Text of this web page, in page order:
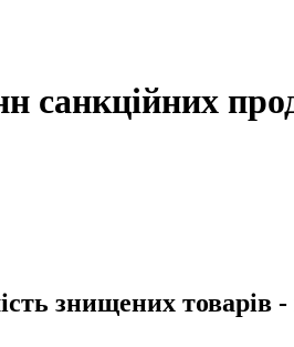
санкційних
знищених товарів